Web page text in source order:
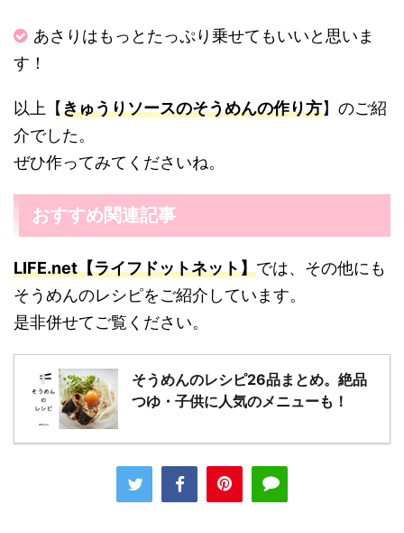
あさりはもっとたっぷり乗せてもいいと思いま
す！
以上【きゅうりソースのそうめんの作り方】のご紹
介でした。
ぜひ作ってみてくださいね。
おすすめ関連記事
LIFE.net【ライフドットネット】では、その他にも
そうめんのレシピをご紹介しています。
是非併せてご覧ください。
そうめんのレシピ26品まとめ。絶品
つゆ・子供に人気のメニューも！